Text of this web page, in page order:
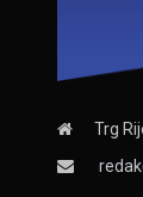
Trg